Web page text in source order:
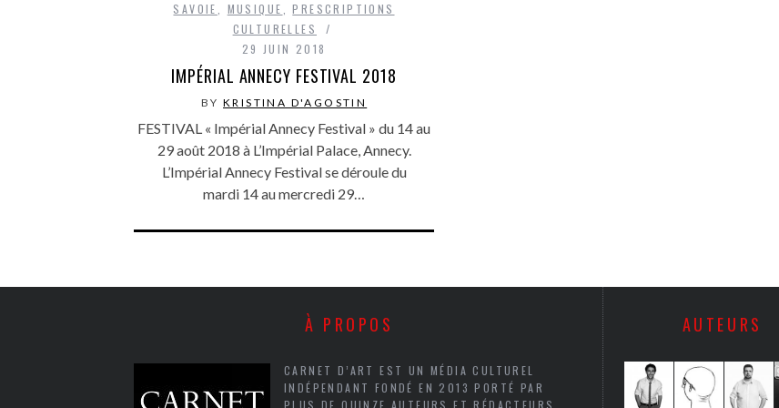
SAVOIE, MUSIQUE,PRESCRIPTIONS
CULTURELLES
29 JUIN 2018
IMPÉRIAL ANNECY FESTIVAL 2018
BY KRISTINA D'AGOSTIN
FESTIVAL « Impérial Annecy Festival » du 14 au
29 août 2018 à L’Impérial Palace, Annecy.
L’Impérial Annecy Festival se déroule du
mardi 14 au mercredi 29…
À PROPOS
CARNET D’ART EST UN MÉDIA CULTUREL
INDÉPENDANT FONDÉ EN 2013 PORTÉ PAR
AUTEURS